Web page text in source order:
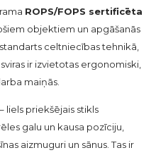
ROPS/FOPS sertificēta
objektiem un apgāšanās
celtniecības tehnikā,
ir izvietotas ergonomiski,
maiņās.
liels priekšējais stikls
galu un kausa pozīciju,
aizmuguri un sānus. Tas ir